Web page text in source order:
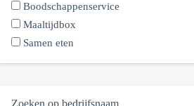
Boodschappenservice
Maaltijdbox
Samen eten